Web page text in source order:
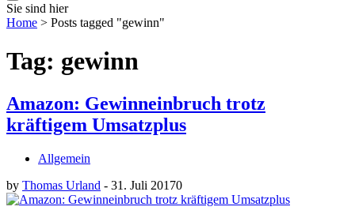
Sie sind hier
Home > Posts tagged "gewinn"
Tag: gewinn
Amazon: Gewinneinbruch trotz
kräftigem Umsatzplus
Allgemein
by Thomas Urland - 31. Juli 20170